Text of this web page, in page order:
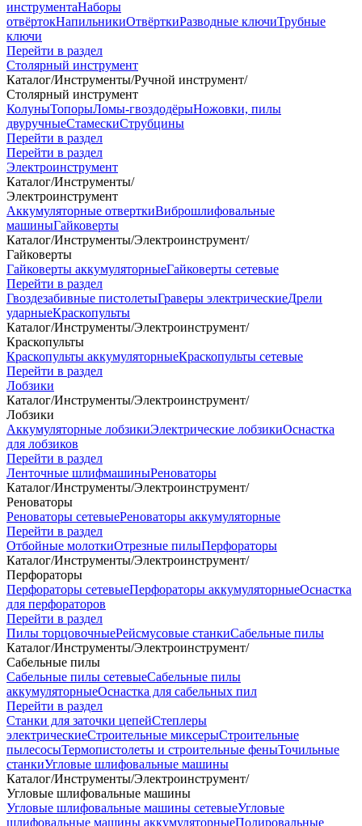
инструментаНаборы
отвёртокНапильникиОтвёрткиРазводные ключиТрубные
ключи
Перейти в раздел
Столярный инструмент
Каталог/Инструменты/Ручной инструмент/
Столярный инструмент
КолуныТопорыЛомы-гвоздодёрыНожовки, пилы
двуручныеСтамескиСтрубцины
Перейти в раздел
Перейти в раздел
Электроинструмент
Каталог/Инструменты/
Электроинструмент
Аккумуляторные отверткиВиброшлифовальные
машиныГайковерты
Каталог/Инструменты/Электроинструмент/
Гайковерты
Гайковерты аккумуляторныеГайковерты сетевые
Перейти в раздел
Гвоздезабивные пистолетыГраверы электрическиеДрели
ударныеКраскопульты
Каталог/Инструменты/Электроинструмент/
Краскопульты
Краскопульты аккумуляторныеКраскопульты сетевые
Перейти в раздел
Лобзики
Каталог/Инструменты/Электроинструмент/
Лобзики
Аккумуляторные лобзикиЭлектрические лобзикиОснастка
для лобзиков
Перейти в раздел
Ленточные шлифмашиныРеноваторы
Каталог/Инструменты/Электроинструмент/
Реноваторы
Реноваторы сетевыеРеноваторы аккумуляторные
Перейти в раздел
Отбойные молоткиОтрезные пилыПерфораторы
Каталог/Инструменты/Электроинструмент/
Перфораторы
Перфораторы сетевыеПерфораторы аккумуляторныеОснастка
для перфораторов
Перейти в раздел
Пилы торцовочныеРейсмусовые станкиСабельные пилы
Каталог/Инструменты/Электроинструмент/
Сабельные пилы
Сабельные пилы сетевыеСабельные пилы
аккумуляторныеОснастка для сабельных пил
Перейти в раздел
Станки для заточки цепейСтеплеры
электрическиеСтроительные миксерыСтроительные
пылесосыТермопистолеты и строительные феныТочильные
станкиУгловые шлифовальные машины
Каталог/Инструменты/Электроинструмент/
Угловые шлифовальные машины
Угловые шлифовальные машины сетевыеУгловые
шлифовальные машины аккумуляторныеПолировальные